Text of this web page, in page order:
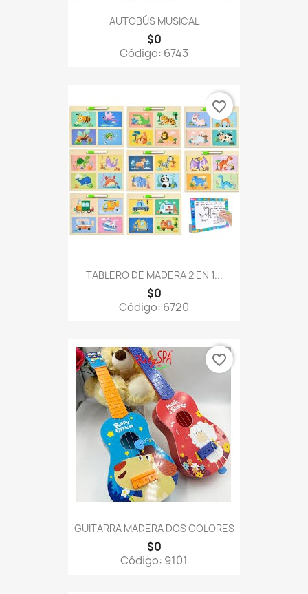
AUTOBÚS MUSICAL
$0
Código: 6743
TABLERO DE MADERA 2 EN 1...
$0
Código: 6720
favorite_border
GUITARRA MADERA DOS COLORES
$0
Código: 9101
favorite_border